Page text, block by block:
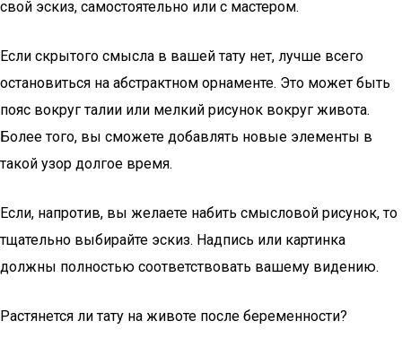
свой эскиз, самостоятельно или с мастером.
Если скрытого смысла в вашей тату нет, лучше всего
остановиться на абстрактном орнаменте. Это может быть
пояс вокруг талии или мелкий рисунок вокруг живота.
Более того, вы сможете добавлять новые элементы в
такой узор долгое время.
Если, напротив, вы желаете набить смысловой рисунок, то
тщательно выбирайте эскиз. Надпись или картинка
должны полностью соответствовать вашему видению.
Растянется ли тату на животе после беременности?